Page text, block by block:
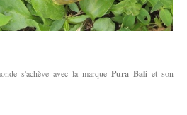
s'achève avec la marque Pura Bali et son